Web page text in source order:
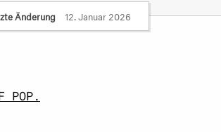
Änderung 12. Januar 2026
POP.